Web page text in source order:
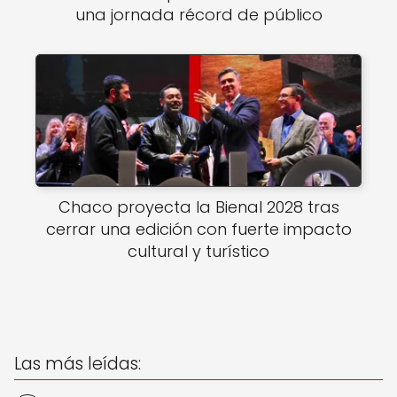
una jornada récord de público
Chaco proyecta la Bienal 2028 tras
cerrar una edición con fuerte impacto
cultural y turístico
Las más leídas: